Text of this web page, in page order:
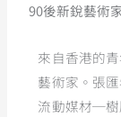
90後新銳藝術
來自香港的
藝術家。張
流動媒材─樹